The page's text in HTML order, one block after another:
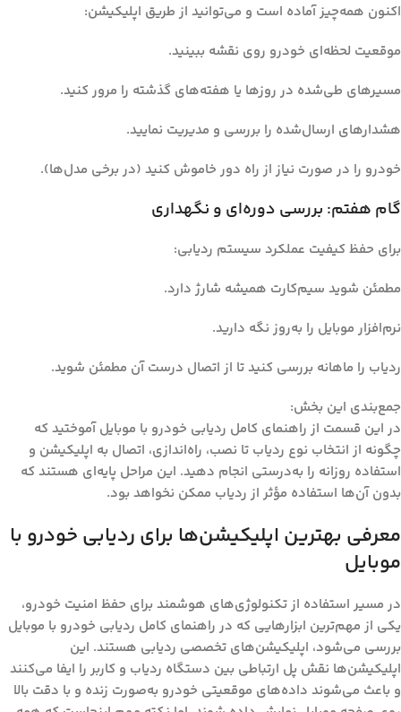
اکنون همه‌چیز آماده است و می‌توانید از طریق اپلیکیشن:
موقعیت لحظه‌ای خودرو روی نقشه ببینید.
مسیرهای طی‌شده در روزها یا هفته‌های گذشته را مرور کنید.
هشدارهای ارسال‌شده را بررسی و مدیریت نمایید.
خودرو را در صورت نیاز از راه دور خاموش کنید (در برخی مدل‌ها).
گام هفتم: بررسی دوره‌ای و نگهداری
برای حفظ کیفیت عملکرد سیستم ردیابی:
مطمئن شوید سیم‌کارت همیشه شارژ دارد.
نرم‌افزار موبایل را به‌روز نگه دارید.
ردیاب را ماهانه بررسی کنید تا از اتصال درست آن مطمئن شوید.
جمع‌بندی این بخش:
در این قسمت از راهنمای کامل ردیابی خودرو با موبایلآموختید که
چگونه از انتخاب نوع ردیاب تا نصب، راه‌اندازی، اتصال به اپلیکیشن و
استفاده روزانه را به‌درستی انجام دهید. این مراحل پایه‌ای هستند که
بدون آن‌ها استفاده مؤثر از ردیاب ممکن نخواهد بود.
معرفی بهترین اپلیکیشن‌ها برای ردیابی خودرو با
موبایل
در مسیر استفاده از تکنولوژی‌های هوشمند برای حفظ امنیت خودرو،
یکی از مهم‌ترین ابزارهایی که در راهنمای کامل ردیابی خودرو با موبایل
بررسی می‌شود، اپلیکیشن‌های تخصصی ردیابی هستند. این
اپلیکیشن‌ها نقش پل ارتباطی بین دستگاه ردیاب و کاربر را ایفا می‌کنند
و باعث می‌شوند داده‌های موقعیتی خودرو به‌صورت زنده و با دقت بالا